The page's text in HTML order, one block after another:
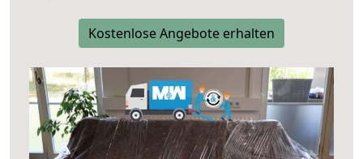
Kostenlose Angebote erhalten